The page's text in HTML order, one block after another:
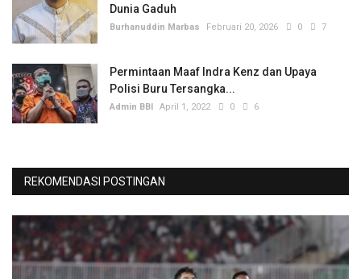
Dunia Gaduh
Burhanuddin Marbas Februari 20, 2026 0 7
Permintaan Maaf Indra Kenz dan Upaya
Polisi Buru Tersangka...
Admin BBI April 1, 2022 0 6
REKOMENDASI POSTINGAN